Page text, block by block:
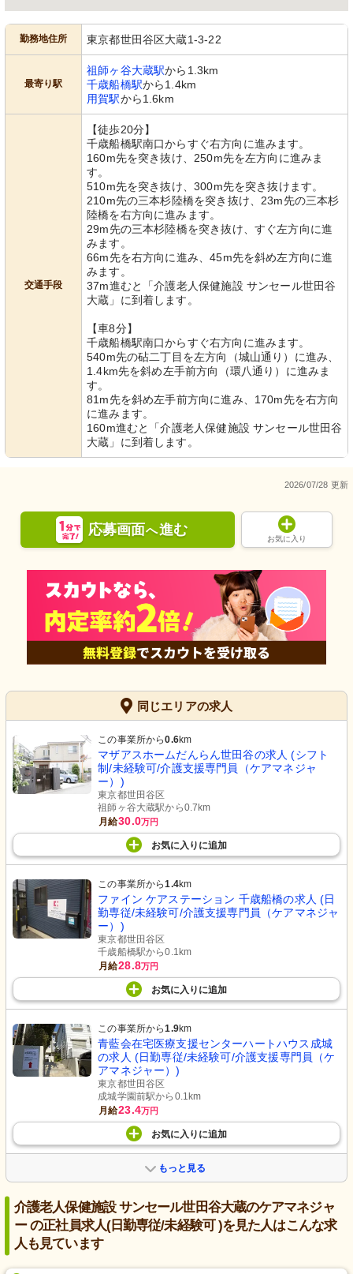
勤務地住所 東京都世田谷区大蔵1-3-22
最寄り駅
祖師ヶ谷大蔵駅から1.3km
千歳船橋駅から1.4km
用賀駅から1.6km
交通手段
【徒歩20分】
千歳船橋駅南口からすぐ右方向に進みます。
160m先を突き抜け、250m先を左方向に進みま
す。
510m先を突き抜け、300m先を突き抜けます。
210m先の三本杉陸橋を突き抜け、23m先の三本杉
陸橋を右方向に進みます。
29m先の三本杉陸橋を突き抜け、すぐ左方向に進
みます。
66m先を右方向に進み、45m先を斜め左方向に進
みます。
37m進むと「介護老人保健施設 サンセール世田谷
大蔵」に到着します。
【車8分】
千歳船橋駅南口からすぐ右方向に進みます。
540m先の砧二丁目を左方向（城山通り）に進み、
1.4km先を斜め左手前方向（環八通り）に進みま
す。
81m先を斜め左手前方向に進み、170m先を右方向
に進みます。
160m進むと「介護老人保健施設 サンセール世田谷
大蔵」に到着します。
2026/07/28 更新
応募画面へ進む
お気に入り
同じエリアの求人
この事業所から0.6km
マザアスホームだんらん世田谷の求人 (シフト
制/未経験可/介護支援専門員（ケアマネジャ
ー）)
東京都世田谷区
祖師ヶ谷大蔵駅から0.7km
月給30.0万円
お気に入り に追加
この事業所から1.4km
ファイン ケアステーション 千歳船橋の求人 (日
勤専従/未経験可/介護支援専門員（ケアマネジャ
ー）)
東京都世田谷区
千歳船橋駅から0.1km
月給28.8万円
お気に入り に追加
この事業所から1.9km
青藍会在宅医療支援センターハートハウス成城
の求人 (日勤専従/未経験可/介護支援専門員（ケ
アマネジャー）)
東京都世田谷区
成城学園前駅から0.1km
月給23.4万円
お気に入り に追加
もっと見る
介護老人保健施設 サンセール世田谷大蔵のケアマネジャ
ー の正社員求人(日勤専従/未経験可 )を見た人はこんな求
人も見ています